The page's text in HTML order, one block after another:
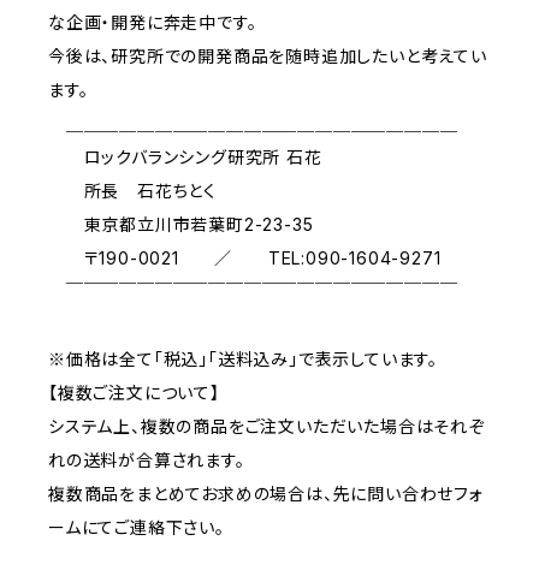
な企画・開発に奔走中です。
今後は、研究所での開発商品を随時追加したいと考えてい
ます。
ロックバランシング研究所 石花
所長 石花ちとく
東京都立川市若葉町2-23-35
〒190-0021 ／ TEL:090-1604-9271
※価格は全て「税込」「送料込み」で表示しています。
【複数ご注文について】
システム上、複数の商品をご注文いただいた場合はそれぞ
れの送料が合算されます。
複数商品をまとめてお求めの場合は、先に問い合わせフォ
ームにてご連絡下さい。